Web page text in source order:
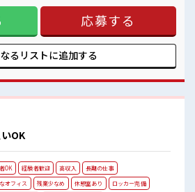
家族や友人と一緒にプライベート満喫！ ≪髪
しく働く≫ 明るすぎたり奇抜でなければ基本
定有)制服があると毎日の服選びに悩まずOK♪
だけど自分にもできそう≫ 新しいことにチャ
不安だけど、 しっかり働く環境が整っていま
スキルUP・ステップUP目指していきましょ
ーションもUP！ 活気あふれる20代活躍中の
室でホッと一息リフレッシュ！
応募する
るリストに追加する
OK
OK 経験者歓迎 高収入
長期の仕事
オフィス
残業少なめ 休憩室あり
ロッカー完備